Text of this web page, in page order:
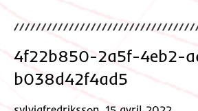
4f22b850-2a5f-4eb2-
b038d42f4ad5